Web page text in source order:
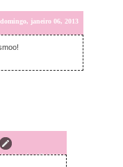
domingo, janeiro 06, 2013
janeiro 07, 2013